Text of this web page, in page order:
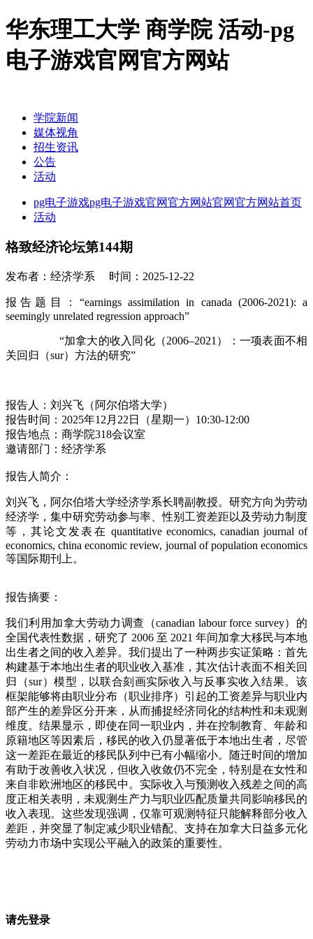
华东理工大学 商学院 活动-pg
电子游戏官网官方网站
学院新闻
媒体视角
招生资讯
公告
活动
pg电子游戏pg电子游戏官网官方网站官网官方网站首页
活动
格致经济论坛第144期
发布者：经济学系 时间：2025-12-22
报告题目：“earnings assimilation in canada (2006-2021): a
seemingly unrelated regression approach”
“加拿大的收入同化（2006–2021）：一项表面不相
关回归（sur）方法的研究”
报告人：刘兴飞（阿尔伯塔大学）
报告时间：2025年12月22日（星期一）10:30-12:00
报告地点：商学院318会议室
邀请部门：经济学系
报告人简介：
刘兴飞，阿尔伯塔大学经济学系长聘副教授。研究方向为劳动
经济学，集中研究劳动参与率、性别工资差距以及劳动力制度
等，其论文发表在 quantitative economics, canadian journal of
economics, china economic review, journal of population economics
等国际期刊上。
报告摘要：
我们利用加拿大劳动力调查（canadian labour force survey）的
全国代表性数据，研究了 2006 至 2021 年间加拿大移民与本地
出生者之间的收入差异。我们提出了一种两步实证策略：首先
构建基于本地出生者的职业收入基准，其次估计表面不相关回
归（sur）模型，以联合刻画实际收入与反事实收入结果。该
框架能够将由职业分布（职业排序）引起的工资差异与职业内
部产生的差异区分开来，从而捕捉经济同化的结构性和未观测
维度。结果显示，即使在同一职业内，并在控制教育、年龄和
原籍地区等因素后，移民的收入仍显著低于本地出生者，尽管
这一差距在最近的移民队列中已有小幅缩小。随迁时间的增加
有助于改善收入状况，但收入收敛仍不完全，特别是在女性和
来自非欧洲地区的移民中。实际收入与预测收入残差之间的高
度正相关表明，未观测生产力与职业匹配质量共同影响移民的
收入表现。这些发现强调，仅靠可观测特征只能解释部分收入
差距，并突显了制定减少职业错配、支持在加拿大日益多元化
劳动力市场中实现公平融入的政策的重要性。
请先登录